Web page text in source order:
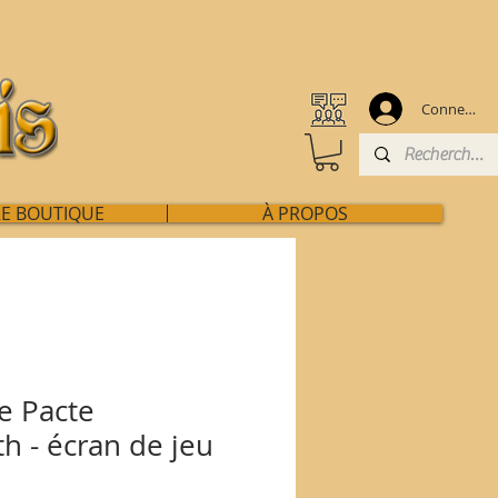
Connexion
BOUTIQUE À PROPOS
Pacte
- écran de jeu